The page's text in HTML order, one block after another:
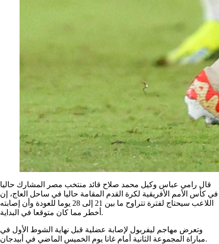
قال رامي عباس وكيل محمد صلاح قائد منتخب مصر المشارك حاليا
في كأس الأمم الأفريقية لكرة القدم المقامة حاليا في ساحل العاج، إن
اللاعب سيحتاج لفترة تتراوح ما بين 21 إلى 28 يوما للعودة وأن إصابته
أخطر مما كان متوقعا في البداية.
وتعرض مهاجم ليفربول لإصابة عضلية قبل نهاية الشوط الأول في
مباراة المجموعة الثانية أمام غانا يوم الخميس الماضي في أبيدجان.